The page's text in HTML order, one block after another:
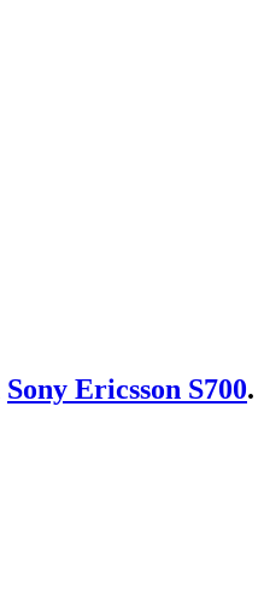
Sony Ericsson S700.